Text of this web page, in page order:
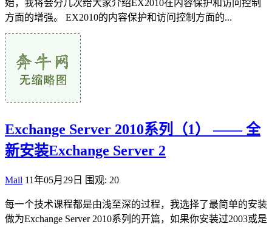
始，我将会分几次给大家介绍EX2010在内容保护和访问控制
方面的增强。 EX2010的内容保护和访问控制方面的...
Exchange Server 2010系列（1） —— 全
新安装Exchange Server 2
Mail 11年05月29日 围观: 20
每一个技术课程都是由浅至深的过程，我选择了最简单的安装
做为Exchange Server 2010系列的开篇，如果你安装过2003或是